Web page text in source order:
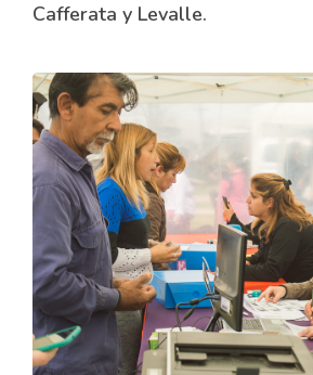
Cafferata y Levalle.